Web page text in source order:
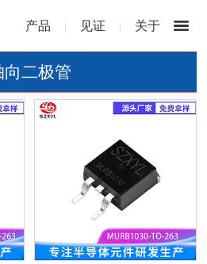
产品 | 见证 | 关于
向二极管